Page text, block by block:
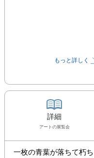
もっと詳しく
詳細
アート の展覧会
一枚の青葉が落ちて朽ち